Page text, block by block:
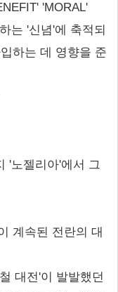
'MORAL'
는 '신념'에 축적되
하는 데 영향을 준
'노젤리아'에서 그
계속된 전란의 대
대전'이 발발했던